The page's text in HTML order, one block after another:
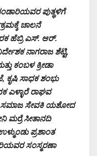
ಪುತ್ಥಳಿಗೆ
ಚಾಲನೆ
ಹೆಬ್ರಿ ಎಸ್. ಆರ್.‌
ನಾಗರಾಜ ಶೆಟ್ಟಿ,
ಕಂಬಳ ಕ್ರೀಡಾ
ಸಾಧಕ ಶಂಭು
ಎಳ್ಳಾರೆ ರಾಘವ
ಸಮಾಜ ಸೇವಕಿ ಯಶೋದ
ಮರ್ರೆ ಸೀತಾನದಿ
ಪ್ರಶಾಂತ
ಸಂಸ್ಮರಣಾ